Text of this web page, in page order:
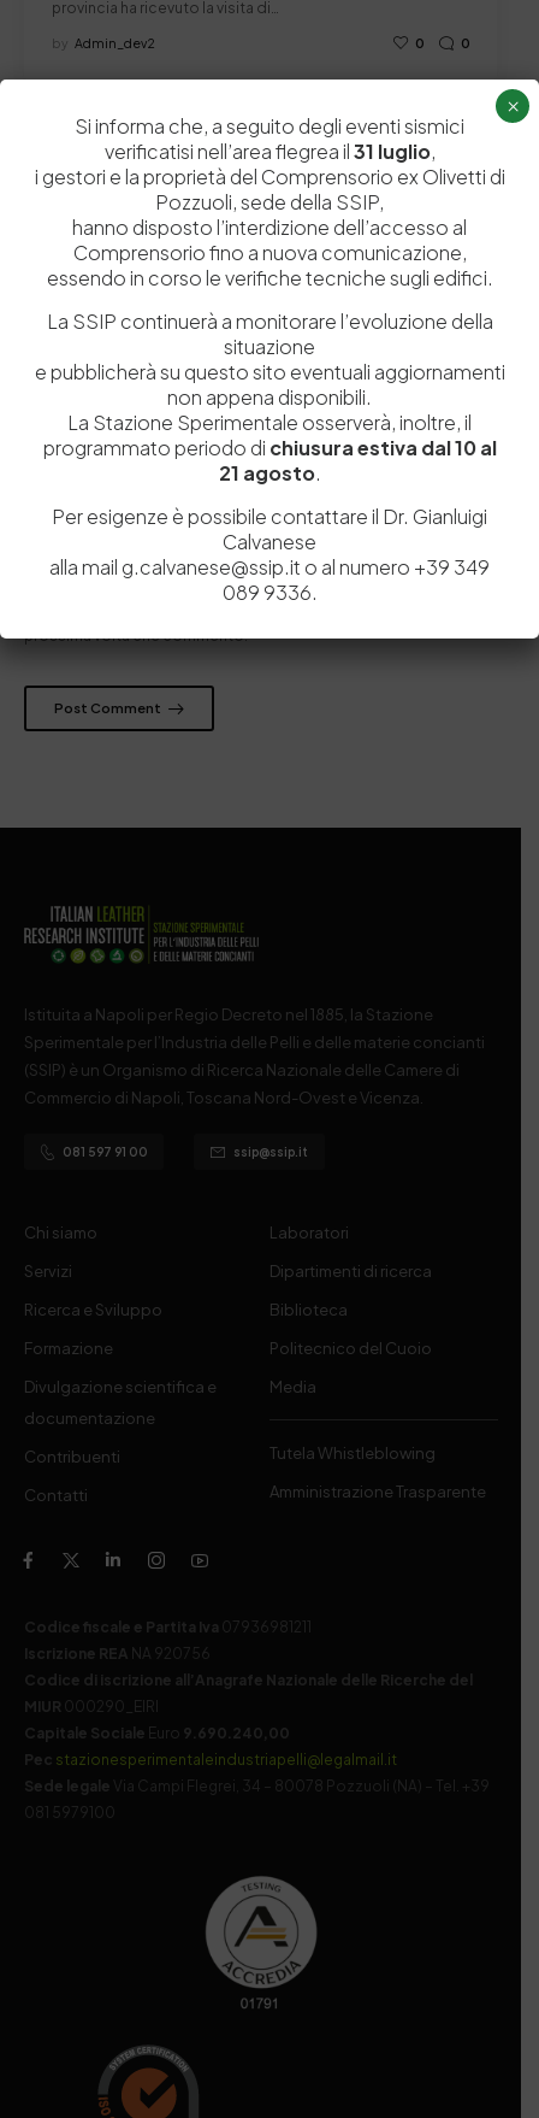
provincia ha ricevuto la visita di…
by Admin_dev2 0 0
Lascia un commento
Il tuo indirizzo email non sarà pubblicato. I campi obbligatori sono
contrassegnati*
Salva il mio nome, email e sito web in questo browser per la
prossima volta che commento.
Post Comment
Istituita a Napoli per Regio Decreto nel 1885, la Stazione
Sperimentale per l’Industria delle Pelli e delle materie concianti
(SSIP) è un Organismo di Ricerca Nazionale delle Camere di
Commercio di Napoli, Toscana Nord-Ovest e Vicenza.
081 597 91 00 ssip@ssip.it
Chi siamo
Servizi
Ricerca e Sviluppo
Formazione
Divulgazione scientifica e
documentazione
Contribuenti
Contatti
Laboratori
Dipartimenti di ricerca
Biblioteca
Politecnico del Cuoio
Media
Tutela Whistleblowing
Amministrazione Trasparente
Codice fiscale e Partita Iva 07936981211
Iscrizione REA NA 920756
Codice di iscrizione all’Anagrafe Nazionale delle Ricerche del
MIUR 000290_EIRI
Capitale Sociale Euro 9.690.240,00
Pec stazionesperimentaleindustriapelli@legalmail.it
Sede legale
Via Campi Flegrei, 34 – 80078 Pozzuoli (NA) – Tel. +39
081 5979100
Si informa che, a seguito degli eventi sismici
verificatisi nell’area flegrea il31 luglio,
i gestori e la proprietà del Comprensorio ex Olivetti di
Pozzuoli, sede della SSIP,
hanno disposto l’interdizione dell’accesso al
Comprensorio fino a nuova comunicazione,
essendo in corso le verifiche tecniche sugli edifici.
La SSIP continuerà a monitorare l’evoluzione della
situazione
e pubblicherà su questo sito eventuali aggiornamenti
non appena disponibili.
La Stazione Sperimentale osserverà, inoltre, il
programmato periodo di chiusura estiva dal 10 al
21 agosto.
Per esigenze è possibile contattare il Dr. Gianluigi
Calvanese
alla mail g.calvanese@ssip.it o al numero +39 349
089 9336.
×